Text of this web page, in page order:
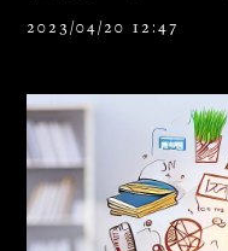
2023/04/20 12:47